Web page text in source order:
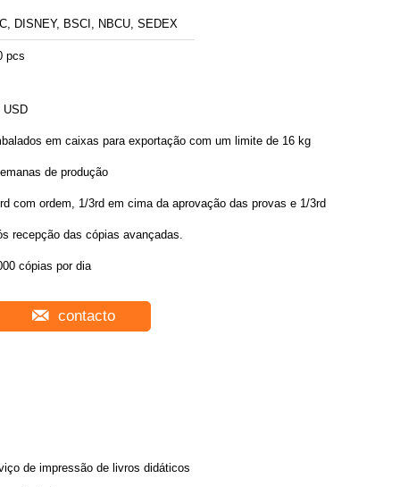
DISNEY, BSCI, NBCU, SEDEX
pcs
USD
em caixas para exportação com um limite de 16 kg
de produção
com ordem, 1/3rd em cima da aprovação das provas e 1/3rd
recepção das cópias avançadas.
cópias por dia
contacto
de impressão de livros didáticos